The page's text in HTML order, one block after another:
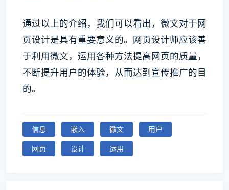
通过以上的介绍，我们可以看出，微文对于网
页设计是具有重要意义的。网页设计师应该善
于利用微文，运用各种方法提高网页的质量，
不断提升用户的体验，从而达到宣传推广的目
的。
信息 嵌入 微文
用户
网页
设计 运用